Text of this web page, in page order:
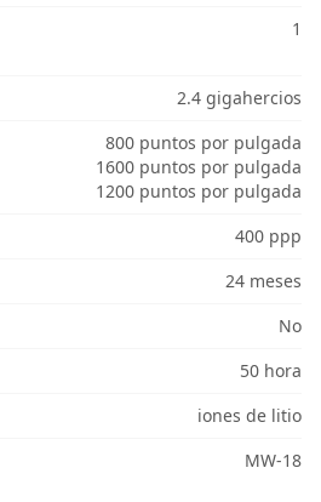
1
2.4 gigahercios
800 puntos por pulgada
1600 puntos por pulgada
1200 puntos por pulgada
400 ppp
24 meses
No
50 hora
iones de litio
MW-18